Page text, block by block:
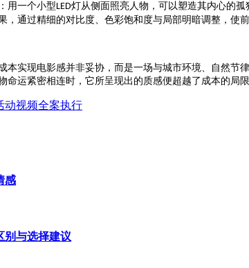
用一个小型 LED灯从侧面照亮人物，可以塑造其内心的
，通过精细的对比度、色彩饱和度与局部明暗调整，使
本实现电影感并非妥协，而是一场与城市环境、自然
命运紧密相连时，它所呈现出的质感便超越了成本的局
动视频全案执行
感
别与选择建议